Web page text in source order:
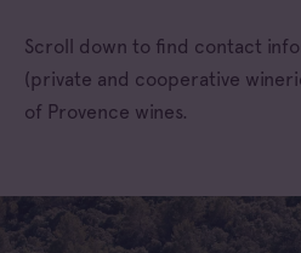
Scroll down to find contact
(private and cooperative
of Provence wines.